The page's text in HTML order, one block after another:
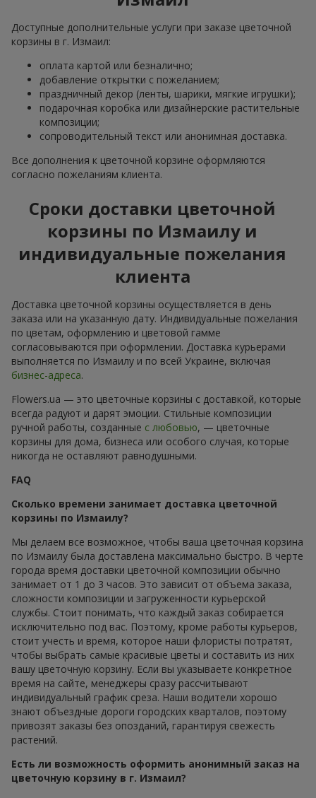
Доступные дополнительные услуги при заказе цветочной
корзины в г. Измаил:
оплата картой или безналично;
добавление открытки с пожеланием;
праздничный декор (ленты, шарики, мягкие игрушки);
подарочная коробка или дизайнерские растительные
композиции;
сопроводительный текст или анонимная доставка.
Все дополнения к цветочной корзине оформляются
согласно пожеланиям клиента.
Сроки доставки цветочной
корзины по Измаилу и
индивидуальные пожелания
клиента
Доставка цветочной корзины осуществляется в день
заказа или на указанную дату. Индивидуальные пожелания
по цветам, оформлению и цветовой гамме
согласовываются при оформлении. Доставка курьерами
выполняется по Измаилу и по всей Украине, включая
бизнес-адреса.
Flowers.ua — это цветочные корзины с доставкой, которые
всегда радуют и дарят эмоции. Стильные композиции
ручной работы, созданные с любовью, — цветочные
корзины для дома, бизнеса или особого случая, которые
никогда не оставляют равнодушными.
FAQ
Сколько времени занимает доставка цветочной
корзины по Измаилу?
Мы делаем все возможное, чтобы ваша цветочная корзина
по Измаилу была доставлена максимально быстро. В черте
города время доставки цветочной композиции обычно
занимает от 1 до 3 часов. Это зависит от объема заказа,
сложности композиции и загруженности курьерской
службы. Стоит понимать, что каждый заказ собирается
исключительно под вас. Поэтому, кроме работы курьеров,
стоит учесть и время, которое наши флористы потратят,
чтобы выбрать самые красивые цветы и составить из них
вашу цветочную корзину. Если вы указываете конкретное
время на сайте, менеджеры сразу рассчитывают
индивидуальный график среза. Наши водители хорошо
знают объездные дороги городских кварталов, поэтому
привозят заказы без опозданий, гарантируя свежесть
растений.
Есть ли возможность оформить анонимный заказ на
цветочную корзину в г. Измаил?